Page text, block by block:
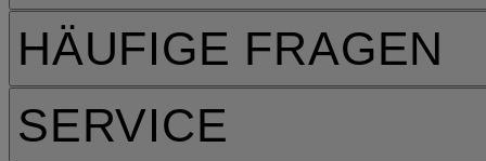
HÄUFIGE FRAGEN
SERVICE